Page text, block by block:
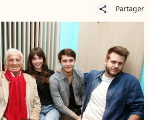
share Partager